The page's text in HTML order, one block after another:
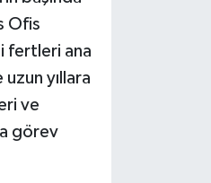
Ofis
fertleri ana
yıllara
ve
görev